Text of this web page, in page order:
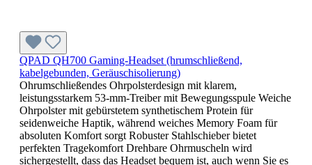
QPAD QH700 Gaming-Headset (hrumschließend,
kabelgebunden, Geräuschisolierung)
Ohrumschließendes Ohrpolsterdesign mit klarem,
leistungsstarkem 53-mm-Treiber mit Bewegungsspule Weiche
Ohrpolster mit gebürstetem synthetischem Protein für
seidenweiche Haptik, während weiches Memory Foam für
absoluten Komfort sorgt Robuster Stahlschieber bietet
perfekten Tragekomfort Drehbare Ohrmuscheln wird
sichergestellt, dass das Headset bequem ist, auch wenn Sie es